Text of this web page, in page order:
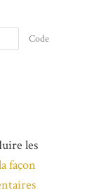
Code
les
façon